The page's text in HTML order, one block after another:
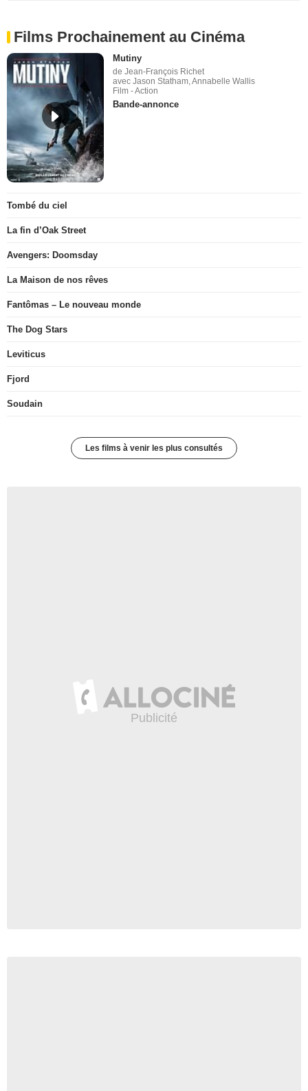
Films Prochainement au Cinéma
Mutiny
de Jean-François Richet
avec Jason Statham, Annabelle Wallis
Film - Action
Bande-annonce
Tombé du ciel
La fin d’Oak Street
Avengers: Doomsday
La Maison de nos rêves
Fantômas – Le nouveau monde
The Dog Stars
Leviticus
Fjord
Soudain
Les films à venir les plus consultés